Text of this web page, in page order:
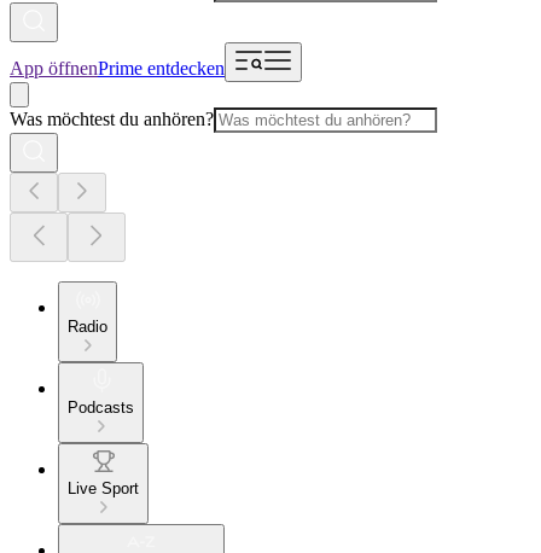
App öffnenPrime entdecken
Was möchtest du anhören?
Radio
Podcasts
Live Sport